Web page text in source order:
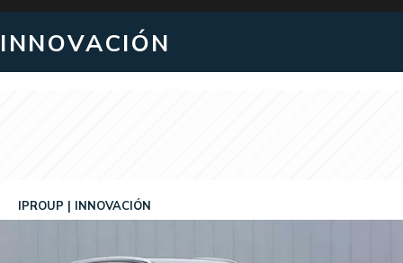
INNOVACIÓN
IPROUP INNOVACIÓN